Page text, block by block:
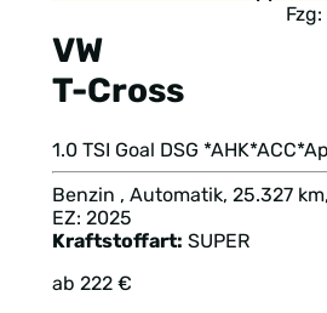
VW
T-Cross
1.0 TSI Goal DSG
Benzin , Automatik, 25.327 km,
EZ: 2025
Kraftstoffart: SUPER
ab 222 €